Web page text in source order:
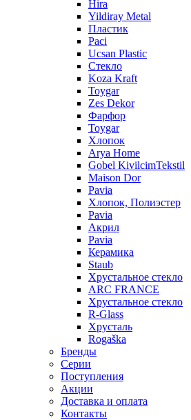
Hira
Yildiray Metal
Пластик
Paci
Ucsan Plastic
Стекло
Koza Kraft
Toygar
Zes Dekor
Фарфор
Toygar
Хлопок
Arya Home
Gobel KivilcimTekstil
Maison Dor
Pavia
Хлопок, Полиэстер
Pavia
Акрил
Pavia
Керамика
Staub
Хрустальное стекло
ARC FRANCE
Хрустальное стекло
R-Glass
Хрусталь
Rogaška
Бренды
Серии
Поступления
Акции
Доставка и оплата
Контакты